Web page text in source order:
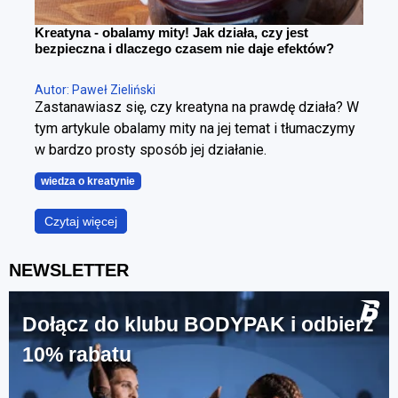
Kreatyna - obalamy mity! Jak działa, czy jest
bezpieczna i dlaczego czasem nie daje efektów?
Autor: Paweł Zieliński
Zastanawiasz się, czy kreatyna na prawdę działa? W
tym artykule obalamy mity na jej temat i tłumaczymy
w bardzo prosty sposób jej działanie.
wiedza o kreatynie
Czytaj więcej
NEWSLETTER
Dołącz do klubu BODYPAK i odbierz
10% rabatu